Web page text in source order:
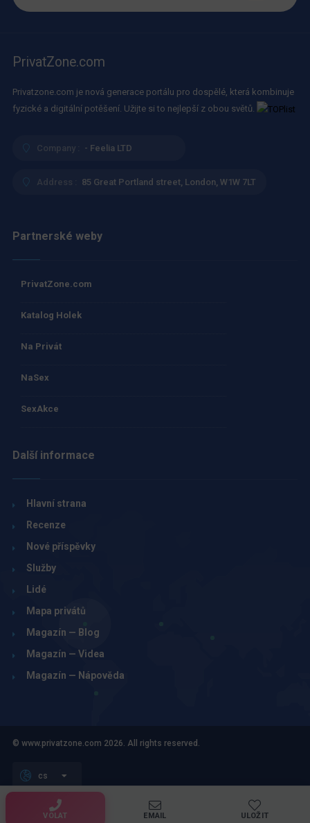
VOLAT EMAIL ULOŽIT
PrivatZone.com
Privatzone.com je nová generace portálu pro dospělé, která kombinuje
fyzické a digitální potěšení. Užijte si to nejlepší z obou světů.
Company : - Feelia LTD
Address : 85 Great Portland street, London, W1W 7LT
Partnerské weby
PrivatZone.com
Katalog Holek
Na Privát
NaSex
SexAkce
Další informace
Hlavní strana
Recenze
Nové příspěvky
Služby
Lidé
Mapa privátů
Magazín — Blog
Magazín — Videa
Magazín — Nápověda
© www.privatzone.com 2026. All rights reserved.
cs
Obchodní podmínky pro inzerenty, tvůrce a uživatele webu
Zásady zpracování osobních údajů